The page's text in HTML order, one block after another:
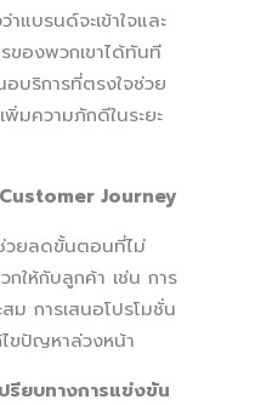
แบรนด์จะเข้าใจและ
องพวกเขาได้ทันที
บริการที่ตรงใจช่วย
พิ่มความภักดีในระยะ
Journey
ยลดขั้นตอนที่ไม่
กให้กับลูกค้า เช่น การ
ม การเสนอโปรโมชั่น
ขปัญหาล่วงหน้า
รียบทางการแข่งขัน